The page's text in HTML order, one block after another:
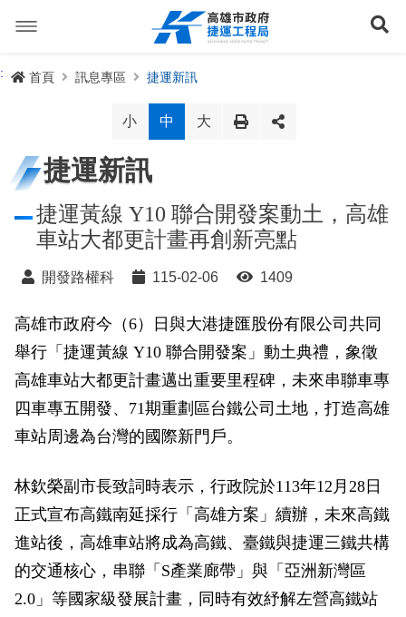
容
捷運路線進度圖
路網簡介
路網規劃
未來發展
規劃中
捷運紫線
前鎮漁港聯外軌道
興建中
各線計畫進度
岡山路竹延伸線(第二A階段)
岡山路竹延伸線(第二B階段)
小港林園線
已通車
捷運紅/橘線
岡山路竹延伸線(第一階段)
訊息專區
公聽會與說明會
政府資訊公開
生態檢核專區
性別主流化專區
政風園地
打詐儀錶板
局長信箱
禁限建專區
增額容積申請
檔案應用專區
常見問答
雙語詞彙
交流互動
照片集錦
影音專區
特色車站
輕軌知識站
輕軌與傳統火車
輕軌與公車捷運
無架空線
關於我們
首長簡介
局徽
本局沿革
服務電話
網站導覽
English
首頁 訊息專區 捷運新訊
小 中 大
捷運新訊
捷運黃線 Y10 聯合開發案動土，高雄
車站大都更計畫再創新亮點
開發路權科 115-02-06 1409
高雄市政府今（6）日與大港捷匯股份有限公司共同
舉行「捷運黃線 Y10 聯合開發案」動土典禮，象徵
高雄車站大都更計畫邁出重要里程碑，未來串聯車專
四車專五開發、71期重劃區台鐵公司土地，打造高雄
車站周邊為台灣的國際新門戶。
林欽榮副市長致詞時表示，行政院於113年12月28日
正式宣布高鐵南延採行「高雄方案」續辦，未來高鐵
進站後，高雄車站將成為高鐵、臺鐵與捷運三鐵共構
的交通核心，串聯「S產業廊帶」與「亞洲新灣區
2.0」等國家級發展計畫，同時有效紓解左營高鐵站